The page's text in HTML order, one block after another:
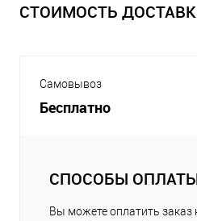
СТОИМОСТЬ
Самовывоз
Бесплатно
СПОСОБЫ
Вы можете оплатить заказ